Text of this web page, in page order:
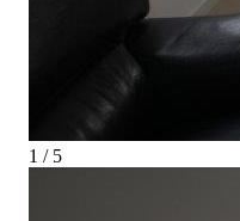
1 / 5